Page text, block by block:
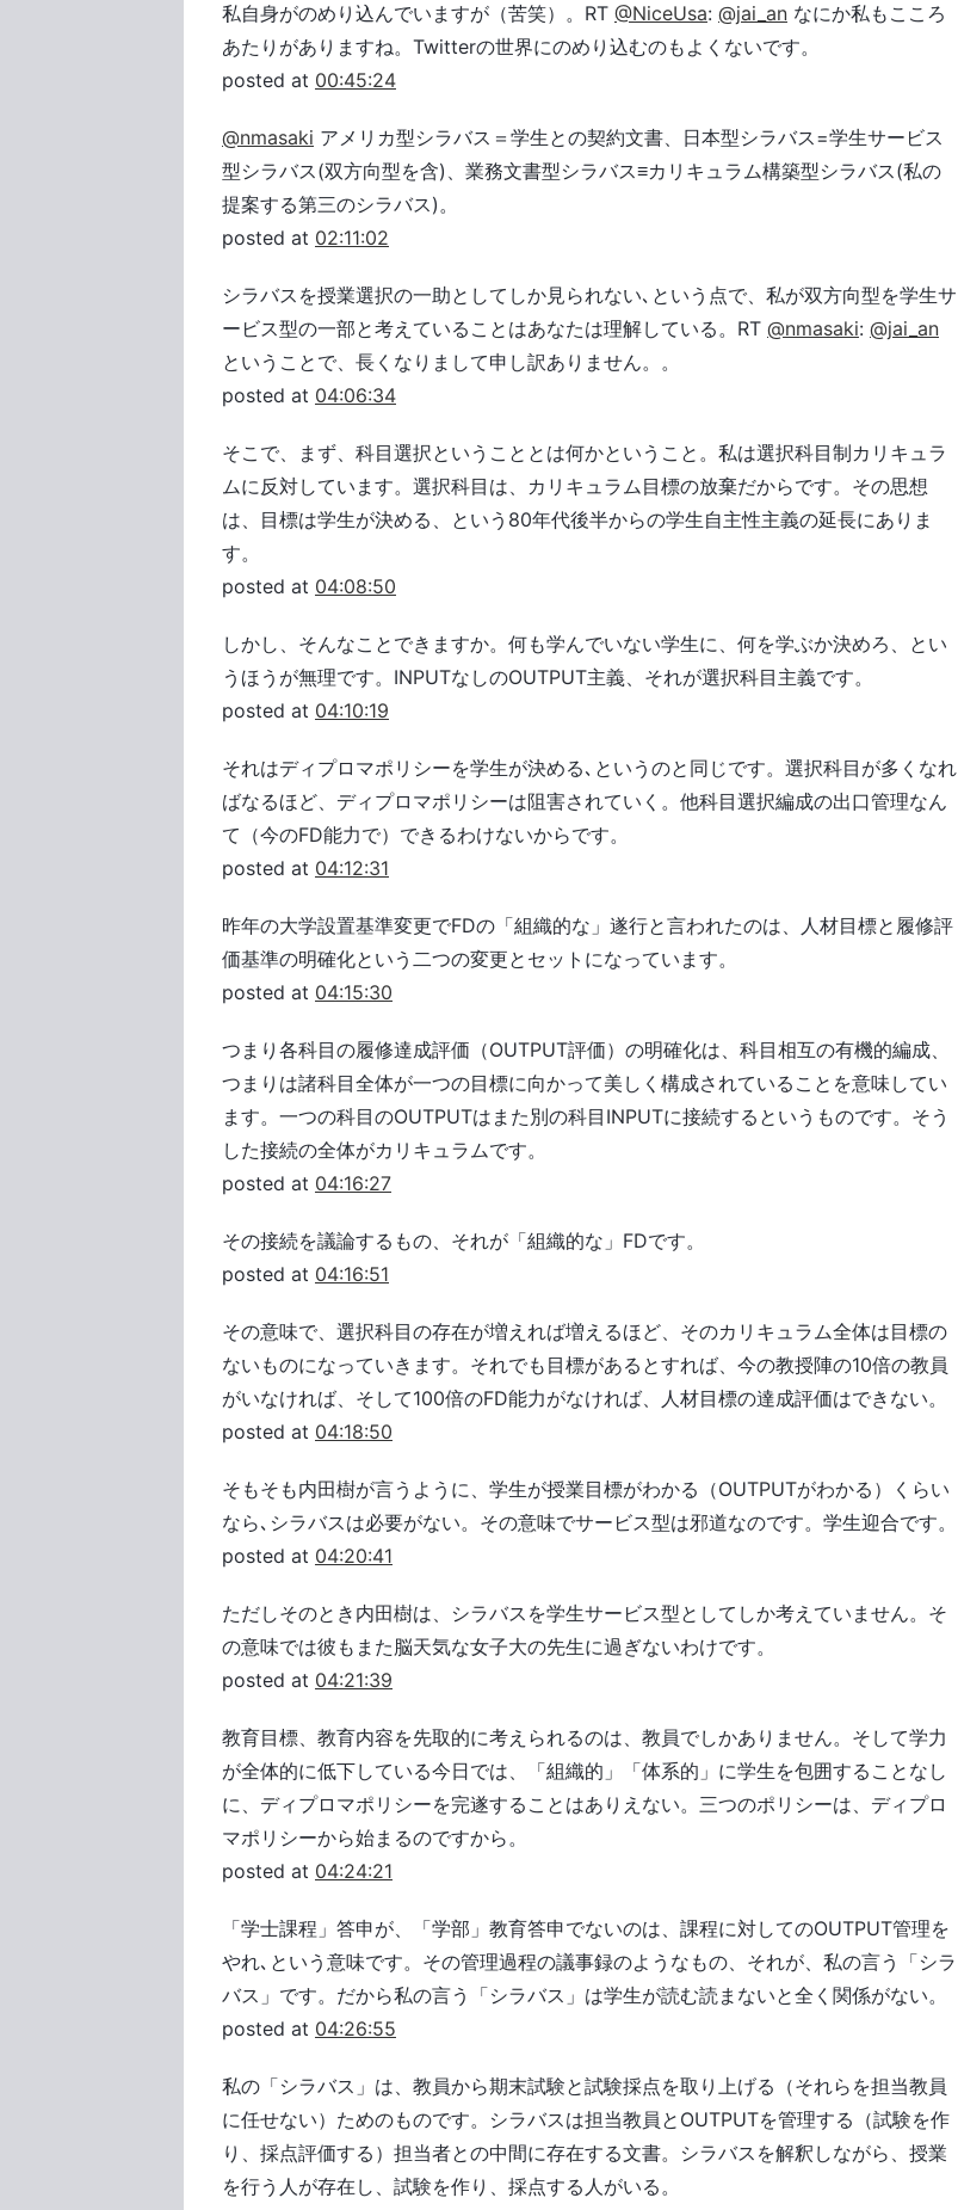
私自身がのめり込んでいますが（苦笑）。RT @NiceUsa: @jai_an なにか私もこころ
あたりがありますね。Twitterの世界にのめり込むのもよくないです。
posted at 00:45:24
@nmasaki アメリカ型シラバス＝学生との契約文書、日本型シラバス=学生サービス
型シラバス(双方向型を含)、業務文書型シラバス≡カリキュラム構築型シラバス(私の
提案する第三のシラバス)。
posted at 02:11:02
シラバスを授業選択の一助としてしか見られない､という点で、私が双方向型を学生サ
ービス型の一部と考えていることはあなたは理解している。RT @nmasaki: @jai_an
ということで、長くなりまして申し訳ありません。。
posted at 04:06:34
そこで、まず、科目選択ということとは何かということ。私は選択科目制カリキュラ
ムに反対しています。選択科目は、カリキュラム目標の放棄だからです。その思想
は、目標は学生が決める、という80年代後半からの学生自主性主義の延長にありま
す。
posted at 04:08:50
しかし、そんなことできますか。何も学んでいない学生に、何を学ぶか決めろ、とい
うほうが無理です。INPUTなしのOUTPUT主義、それが選択科目主義です。
posted at 04:10:19
それはディプロマポリシーを学生が決める､というのと同じです。選択科目が多くなれ
ばなるほど、ディプロマポリシーは阻害されていく。他科目選択編成の出口管理なん
て（今のFD能力で）できるわけないからです。
posted at 04:12:31
昨年の大学設置基準変更でFDの「組織的な」遂行と言われたのは、人材目標と履修評
価基準の明確化という二つの変更とセットになっています。
posted at 04:15:30
つまり各科目の履修達成評価（OUTPUT評価）の明確化は、科目相互の有機的編成、
つまりは諸科目全体が一つの目標に向かって美しく構成されていることを意味してい
ます。一つの科目のOUTPUTはまた別の科目INPUTに接続するというものです。そう
した接続の全体がカリキュラムです。
posted at 04:16:27
その接続を議論するもの、それが「組織的な」FDです。
posted at 04:16:51
その意味で、選択科目の存在が増えれば増えるほど、そのカリキュラム全体は目標の
ないものになっていきます。それでも目標があるとすれば、今の教授陣の10倍の教員
がいなければ、そして100倍のFD能力がなければ、人材目標の達成評価はできない。
posted at 04:18:50
そもそも内田樹が言うように、学生が授業目標がわかる（OUTPUTがわかる）くらい
なら､シラバスは必要がない。その意味でサービス型は邪道なのです。学生迎合です。
posted at 04:20:41
ただしそのとき内田樹は、シラバスを学生サービス型としてしか考えていません。そ
の意味では彼もまた脳天気な女子大の先生に過ぎないわけです。
posted at 04:21:39
教育目標、教育内容を先取的に考えられるのは、教員でしかありません。そして学力
が全体的に低下している今日では、「組織的」「体系的」に学生を包囲することなし
に、ディプロマポリシーを完遂することはありえない。三つのポリシーは、ディプロ
マポリシーから始まるのですから。
posted at 04:24:21
「学士課程」答申が、「学部」教育答申でないのは、課程に対してのOUTPUT管理を
やれ､という意味です。その管理過程の議事録のようなもの、それが、私の言う「シラ
バス」です。だから私の言う「シラバス」は学生が読む読まないと全く関係がない。
posted at 04:26:55
私の「シラバス」は、教員から期末試験と試験採点を取り上げる（それらを担当教員
に任せない）ためのものです。シラバスは担当教員とOUTPUTを管理する（試験を作
り、採点評価する）担当者との中間に存在する文書。シラバスを解釈しながら、授業
を行う人が存在し、試験を作り、採点する人がいる。